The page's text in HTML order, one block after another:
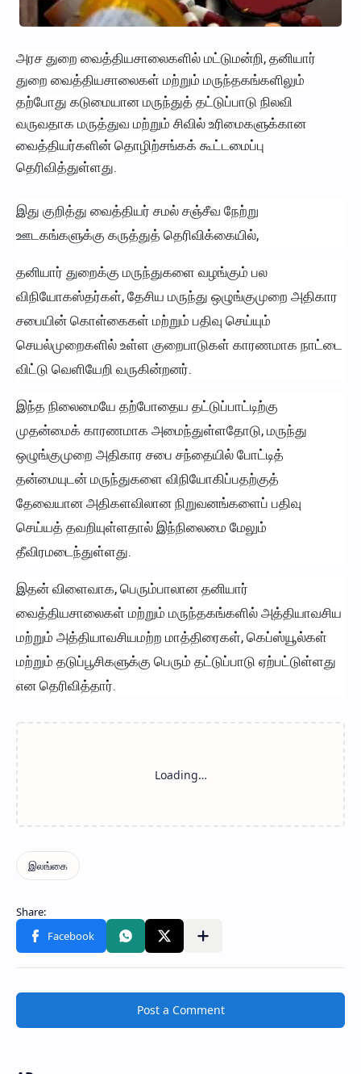
அரச துறை வைத்தியசாலைகளில் மட்டுமன்றி, தனியார்
துறை வைத்தியசாலைகள் மற்றும் மருந்தகங்களிலும்
தற்போது கடுமையான மருந்துத் தட்டுப்பாடு நிலவி
வருவதாக மருத்துவ மற்றும் சிவில் உரிமைகளுக்கான
வைத்தியர்களின் தொழிற்சங்கக் கூட்டமைப்பு
தெரிவித்துள்ளது.
இது குறித்து வைத்தியர் சமல் சஞ்சீவ நேற்று
ஊடகங்களுக்கு கருத்துத் தெரிவிக்கையில்,
தனியார் துறைக்கு மருந்துகளை வழங்கும் பல
விநியோகஸ்தர்கள், தேசிய மருந்து ஒழுங்குமுறை அதிகார
சபையின் கொள்கைகள் மற்றும் பதிவு செய்யும்
செயல்முறைகளில் உள்ள குறைபாடுகள் காரணமாக நாட்டை
விட்டு வெளியேறி வருகின்றனர்.
இந்த நிலைமையே தற்போதைய தட்டுப்பாட்டிற்கு
முதன்மைக் காரணமாக அமைந்துள்ளதோடு, மருந்து
ஒழுங்குமுறை அதிகார சபை சந்தையில் போட்டித்
தன்மையுடன் மருந்துகளை விநியோகிப்பதற்குத்
தேவையான அதிகளவிலான நிறுவனங்களைப் பதிவு
செய்யத் தவறியுள்ளதால் இந்நிலைமை மேலும்
தீவிரமடைந்துள்ளது.
இதன் விளைவாக, பெரும்பாலான தனியார்
வைத்தியசாலைகள் மற்றும் மருந்தகங்களில் அத்தியாவசிய
மற்றும் அத்தியாவசியமற்ற மாத்திரைகள், கெப்ஸ்யூல்கள்
மற்றும் தடுப்பூசிகளுக்கு பெரும் தட்டுப்பாடு ஏற்பட்டுள்ளது
என தெரிவித்தார்.
Post a Comment